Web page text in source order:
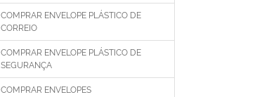
COMPRAR ENVELOPE PLÁSTICO DE
CORREIO
COMPRAR ENVELOPE PLÁSTICO DE
SEGURANÇA
COMPRAR ENVELOPES